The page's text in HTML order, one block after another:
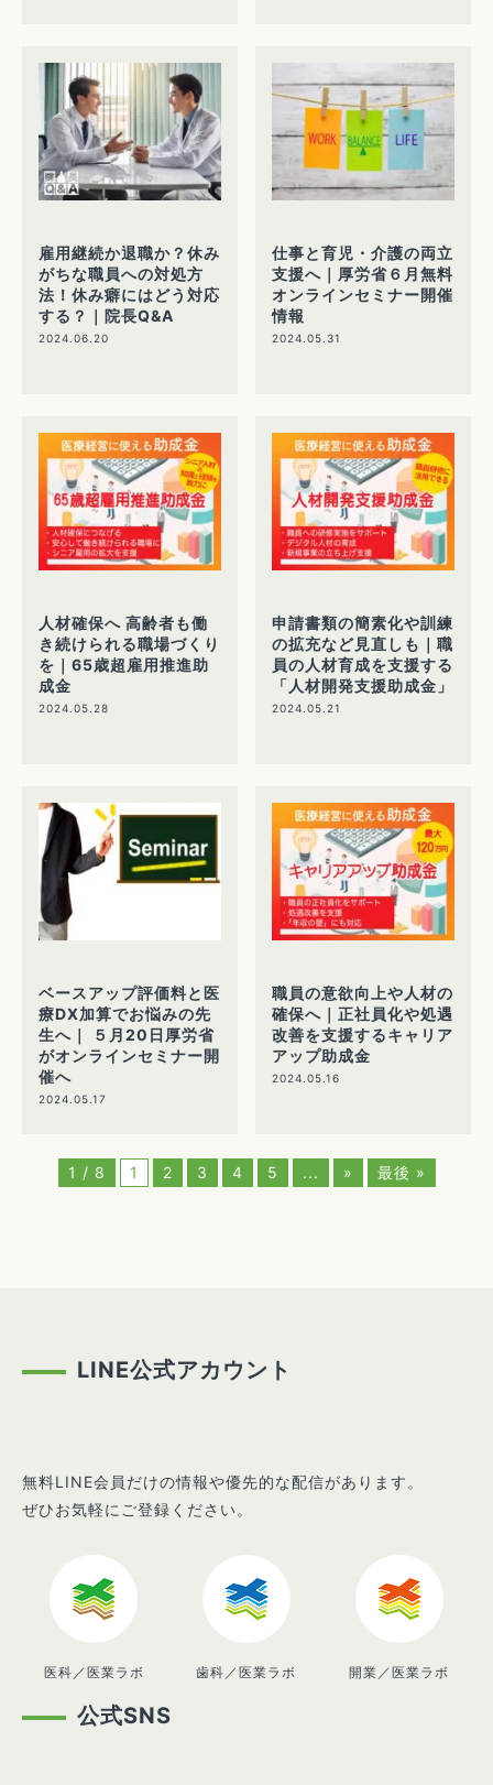
雇用継続か退職か？休み
がちな職員への対処方
法！休み癖にはどう対応
する？｜院長Q&A
2024.06.20
仕事と育児・介護の両立
支援へ｜厚労省６月無料
オンラインセミナー開催
情報
2024.05.31
人材確保へ 高齢者も働
き続けられる職場づくり
を｜65歳超雇用推進助
成金
2024.05.28
申請書類の簡素化や訓練
の拡充など見直しも｜職
員の人材育成を支援する
「人材開発支援助成金」
2024.05.21
ベースアップ評価料と医
療DX加算でお悩みの先
生へ｜ ５月20日厚労省
がオンラインセミナー開
催へ
2024.05.17
職員の意欲向上や人材の
確保へ｜正社員化や処遇
改善を支援するキャリア
アップ助成金
2024.05.16
1 / 8 1 2 3 4 5 ... » 最後 »
LINE公式アカウント
無料LINE会員だけの情報や優先的な配信があります。
ぜひお気軽にご登録ください。
医科／医業ラボ 歯科／医業ラボ 開業／医業ラボ
公式SNS